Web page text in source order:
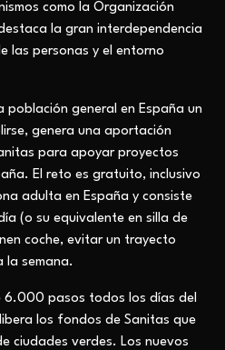
como la Organización
la gran interdependencia
las personas y el entorno
población general en España un
genera una aportación
para apoyar proyectos
El reto es gratuito, inclusivo
adulta en España y consiste
(o su equivalente en silla de
coche, evitar un trayecto
la semana.
6.000 pasos todos los días del
los fondos de Sanitas que
ciudades verdes. Los nuevos